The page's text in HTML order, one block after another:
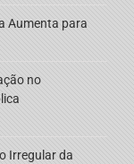
Aumenta para
no
Irregular da